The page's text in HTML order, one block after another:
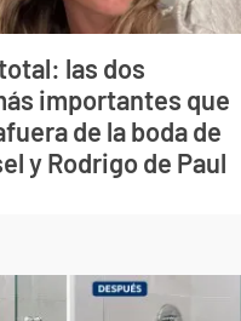
las dos
importantes que
de la boda de
y Rodrigo de Paul